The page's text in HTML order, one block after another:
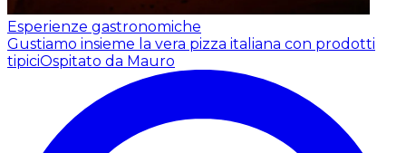
Esperienze gastronomiche
Gustiamo insieme la vera pizza italiana con prodotti
tipiciOspitato da Mauro